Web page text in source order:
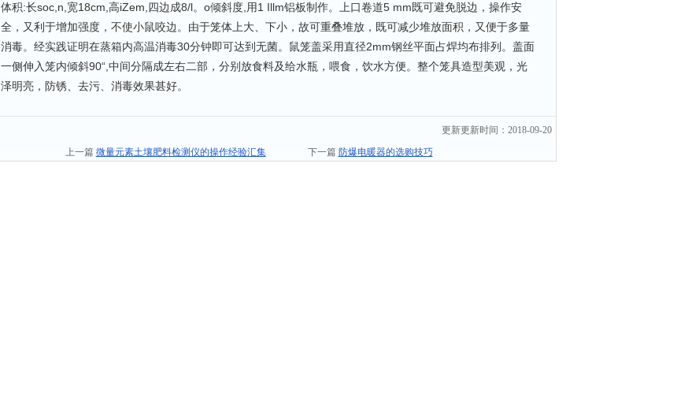
体积:长soc,n,宽18cm,高iZem,四边成8/l。o倾斜度,用1 Illm铝板制作。上口卷道5 mm既可避免脱边，操作安
全，又利于增加强度，不使小鼠咬边。由于笼体上大、下小，故可重叠堆放，既可减少堆放面积，又便于多量
消毒。经实践证明在蒸箱内高温消毒30分钟即可达到无菌。鼠笼盖采用直径2mm钢丝平面占焊均布排列。盖面
一侧伸入笼内倾斜90“,中间分隔成左右二部，分别放食料及给水瓶，喂食，饮水方便。整个笼具造型美观，光
泽明亮，防锈、去污、消毒效果甚好。
更新更新时间：2018-09-20
上一篇 微量元素土壤肥料检测仪的操作经验汇集 下一篇 防爆电暖器的选购技巧